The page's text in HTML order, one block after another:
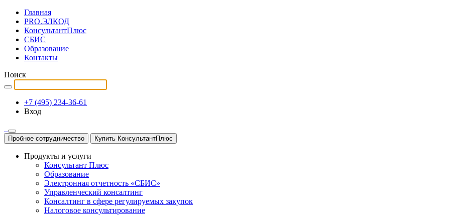
Главная
PRO.ЭЛКОД
КонсультантПлюс
СБИС
Образование
Контакты
Поиск
+7 (495) 234-36-61
Вход
Пробное сотрудничество Купить КонсультантПлюс
Продукты и услуги
Консультант Плюс
Образование
Электронная отчетность «СБИС»
Управленческий консалтинг
Консалтинг в сфере регулируемых закупок
Налоговое консультирование